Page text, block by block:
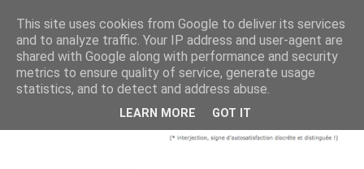
This site uses cookies from Google to deliver its services
and to analyze traffic. Your IP address and user-agent are
shared with Google along with performance and security
metrics to ensure quality of service, generate usage
statistics, and to detect and address abuse.
LEARN MORE GOT IT